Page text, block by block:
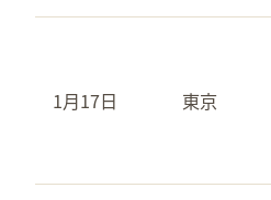
1月17日 東京